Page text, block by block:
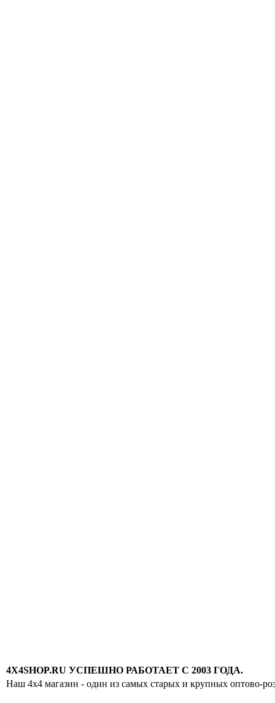
4X4SHOP.RU УСПЕШНО РАБОТАЕТ С 2003 ГОДА.
Наш 4x4 магазин - один из самых старых и крупных оптово-